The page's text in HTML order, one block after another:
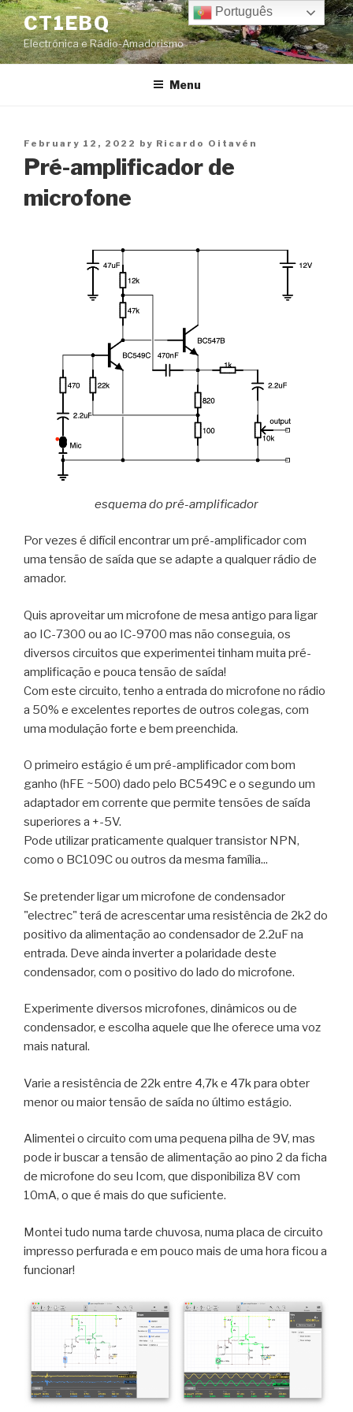
Skip
to
content
CT1EBQ
Electrónica e Rádio-Amadorismo
Menu
Posted
on
February 12, 2022 by Ricardo Oitavén
Pré-amplificador de
microfone
esquema do pré-amplificador
Por vezes é difícil encontrar um pré-amplificador com
uma tensão de saída que se adapte a qualquer rádio de
amador.
Quis aproveitar um microfone de mesa antigo para ligar
ao IC-7300 ou ao IC-9700 mas não conseguia, os
diversos circuitos que experimentei tinham muita pré-
amplificação e pouca tensão de saída!
Com este circuito, tenho a entrada do microfone no rádio
a 50% e excelentes reportes de outros colegas, com
uma modulação forte e bem preenchida.
O primeiro estágio é um pré-amplificador com bom
ganho (hFE ~500) dado pelo BC549C e o segundo um
adaptador em corrente que permite tensões de saída
superiores a +-5V.
Pode utilizar praticamente qualquer transistor NPN,
como o BC109C ou outros da mesma família...
Se pretender ligar um microfone de condensador
"electrec" terá de acrescentar uma resistência de 2k2 do
positivo da alimentação ao condensador de 2.2uF na
entrada. Deve ainda inverter a polaridade deste
condensador, com o positivo do lado do microfone.
Experimente diversos microfones, dinâmicos ou de
condensador, e escolha aquele que lhe oferece uma voz
mais natural.
Varie a resistência de 22k entre 4,7k e 47k para obter
menor ou maior tensão de saída no último estágio.
Alimentei o circuito com uma pequena pilha de 9V, mas
pode ir buscar a tensão de alimentação ao pino 2 da ficha
de microfone do seu Icom, que disponibiliza 8V com
10mA, o que é mais do que suficiente.
Montei tudo numa tarde chuvosa, numa placa de circuito
impresso perfurada e em pouco mais de uma hora ficou a
funcionar!
Português